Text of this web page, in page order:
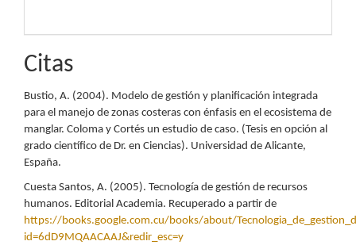
Citas
Bustio, A. (2004). Modelo de gestión y planificación integrada
para el manejo de zonas costeras con énfasis en el ecosistema de
manglar. Coloma y Cortés un estudio de caso. (Tesis en opción al
grado científico de Dr. en Ciencias). Universidad de Alicante,
España.
Cuesta Santos, A. (2005). Tecnología de gestión de recursos
humanos. Editorial Academia. Recuperado a partir de
https://books.google.com.cu/books/about/
id=6dD9MQAACAAJ&redir_esc=y